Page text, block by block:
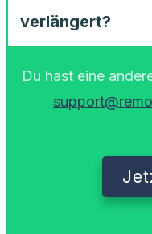
verlängert?
Du hast eine